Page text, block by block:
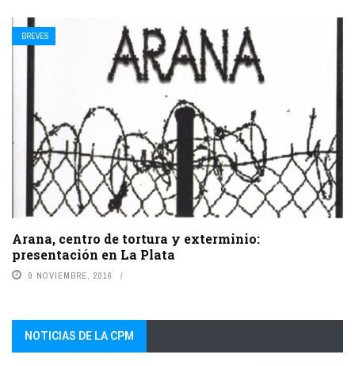
BREVES
Arana, centro de tortura y exterminio:
presentación en La Plata
9 NOVIEMBRE, 2016
NOTICIAS DE LA CPM